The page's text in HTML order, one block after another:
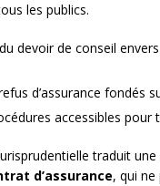
les publics.
devoir de conseil
d’assurance fondés
accessibles pour
traduit
d’assurance, qui